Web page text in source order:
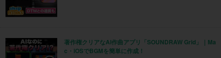
著作権クリアなAI作曲アプリ「SOUNDRAW Grid」｜Ma
c・iOSでBGMを簡単に作成！